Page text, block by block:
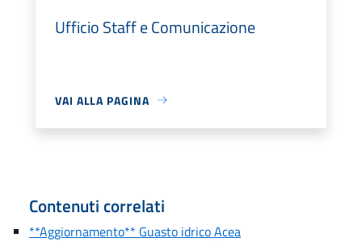
Ufficio Staff e Comunicazione
VAI ALLA PAGINA
Contenuti correlati
**Aggiornamento** Guasto idrico Acea